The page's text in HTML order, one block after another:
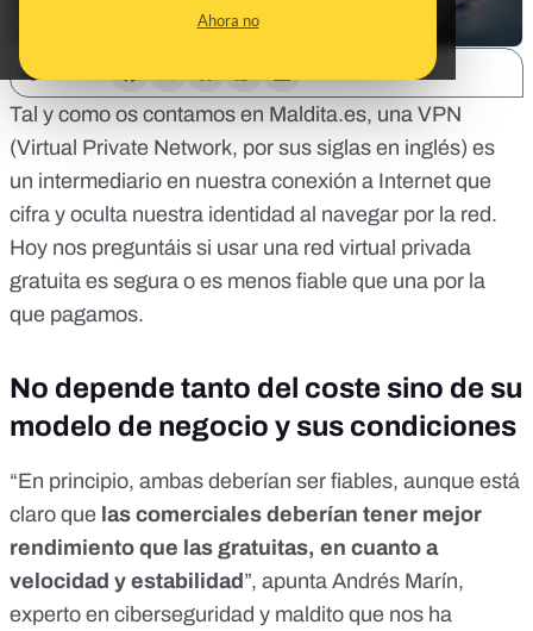
Ahora no
Tal y como os contamos en Maldita.es, una VPN
(Virtual Private Network, por sus siglas en inglés) es
un intermediario en nuestra conexión a Internet que
cifra y oculta nuestra identidad al navegar por la red.
Hoy nos preguntáis si usar una red virtual privada
gratuita es segura o es menos fiable que una por la
que pagamos.
No depende tanto del coste sino de su
modelo de negocio y sus condiciones
“En principio, ambas deberían ser fiables, aunque está
claro que las comerciales deberían tener mejor
rendimiento que las gratuitas, en cuanto a
velocidad y estabilidad ”, apunta Andrés Marín,
experto en ciberseguridad y maldito que nos ha